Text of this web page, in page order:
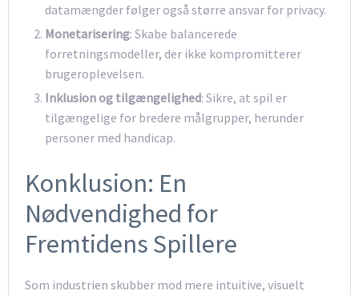
datamængder følger også større ansvar for privacy.
Monetarisering: Skabe balancerede
forretningsmodeller, der ikke kompromitterer
brugeroplevelsen.
Inklusion og tilgængelighed: Sikre, at spil er
tilgængelige for bredere målgrupper, herunder
personer med handicap.
Konklusion: En
Nødvendighed for
Fremtidens Spillere
Som industrien skubber mod mere intuitive, visuelt